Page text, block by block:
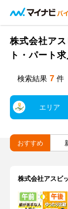
株式会社ア
ト・パート
検索結果 7 件
エリア
おすすめ
株式会社アスビ